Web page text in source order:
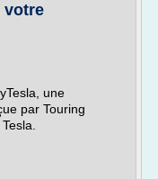
votre
une
par Touring